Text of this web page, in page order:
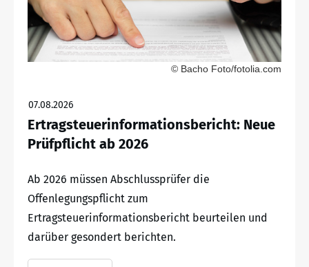
© Bacho Foto/fotolia.com
07.08.2026
Ertragsteuerinformationsbericht: Neue
Prüfpflicht ab 2026
Ab 2026 müssen Abschlussprüfer die
Offenlegungspflicht zum
Ertragsteuerinformationsbericht beurteilen und
darüber gesondert berichten.